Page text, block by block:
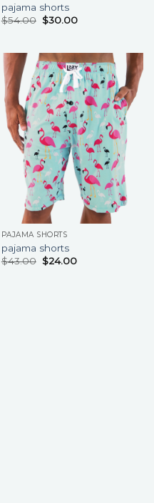
pajama shorts
$54.00 $30.00
PAJAMA SHORTS
pajama shorts
$43.00 $24.00